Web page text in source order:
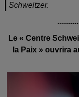
Schweitzer.
Le « Centre
la Paix » ouvrira